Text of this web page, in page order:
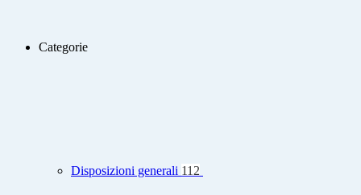
Categorie
Disposizioni generali 112